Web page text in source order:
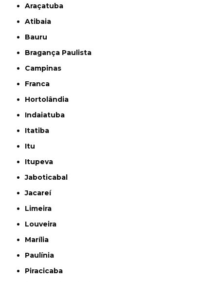
Araçatuba
Atibaia
Bauru
Bragança Paulista
Campinas
Franca
Hortolândia
Indaiatuba
Itatiba
Itu
Itupeva
Jaboticabal
Jacareí
Limeira
Louveira
Marília
Paulínia
Piracicaba